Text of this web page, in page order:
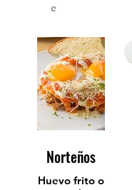
e
Norteños
Huevo frito o